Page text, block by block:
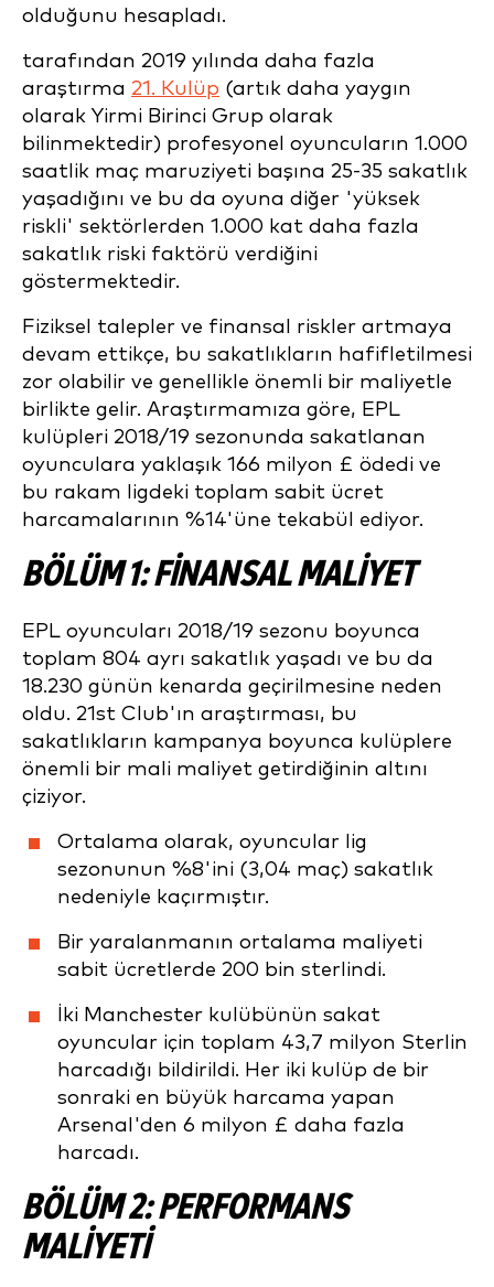
olduğunu hesapladı.
tarafından 2019 yılında daha fazla
araştırma 21. Kulüp (artık daha yaygın
olarak Yirmi Birinci Grup olarak
bilinmektedir) profesyonel oyuncuların 1.000
saatlik maç maruziyeti başına 25-35 sakatlık
yaşadığını ve bu da oyuna diğer 'yüksek
riskli' sektörlerden 1.000 kat daha fazla
sakatlık riski faktörü verdiğini
göstermektedir.
Fiziksel talepler ve finansal riskler artmaya
devam ettikçe, bu sakatlıkların hafifletilmesi
zor olabilir ve genellikle önemli bir maliyetle
birlikte gelir. Araştırmamıza göre, EPL
kulüpleri 2018/19 sezonunda sakatlanan
oyunculara yaklaşık 166 milyon £ ödedi ve
bu rakam ligdeki toplam sabit ücret
harcamalarının %14'üne tekabül ediyor.
BÖLÜM 1: FİNANSAL MALİYET
EPL oyuncuları 2018/19 sezonu boyunca
toplam 804 ayrı sakatlık yaşadı ve bu da
18.230 günün kenarda geçirilmesine neden
oldu. 21st Club'ın araştırması, bu
sakatlıkların kampanya boyunca kulüplere
önemli bir mali maliyet getirdiğinin altını
çiziyor.
Ortalama olarak, oyuncular lig
sezonunun %8'ini (3,04 maç) sakatlık
nedeniyle kaçırmıştır.
Bir yaralanmanın ortalama maliyeti
sabit ücretlerde 200 bin sterlindi.
İki Manchester kulübünün sakat
oyuncular için toplam 43,7 milyon Sterlin
harcadığı bildirildi. Her iki kulüp de bir
sonraki en büyük harcama yapan
Arsenal'den 6 milyon £ daha fazla
harcadı.
BÖLÜM 2: PERFORMANS
MALİYETİ